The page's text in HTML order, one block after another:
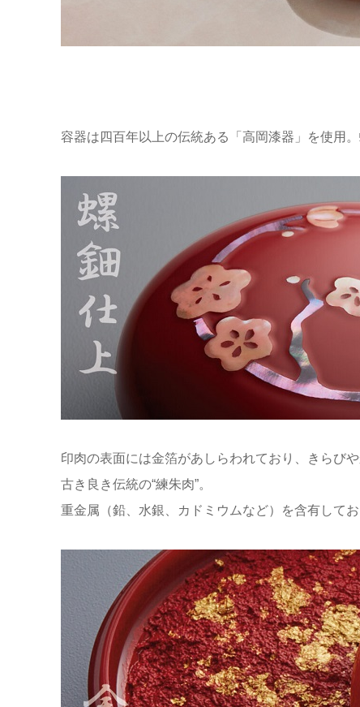
容器は四百年以上の伝統ある「高岡漆器」を使用
印肉の表面には金箔があしらわれており、きらび
古き良き伝統の“練朱肉”。
重金属（鉛、水銀、カドミウムなど）を含有して